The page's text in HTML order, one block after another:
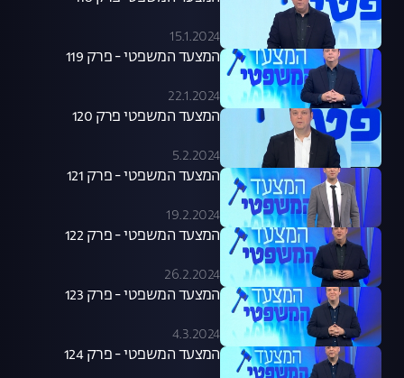
15.1.2024
המצעד המשפטי - פרק 119
22.1.2024
המצעד המשפטי פרק 120
5.2.2024
המצעד המשפטי - פרק 121
19.2.2024
המצעד המשפטי - פרק 122
26.2.2024
המצעד המשפטי - פרק 123
4.3.2024
המצעד המשפטי - פרק 124